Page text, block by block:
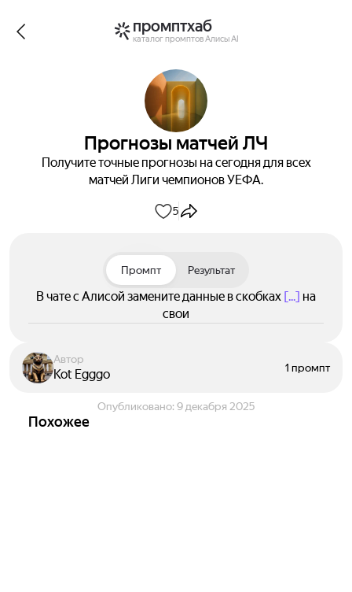
промптхаб
каталог промптов Алисы AI
Прогнозы матчей ЛЧ
Получите точные прогнозы на сегодня для всех
матчей Лиги чемпионов УЕФА.
5
Промпт Результат
В чате с Алисой замените данные в скобках [...] на
свои
Автор
Kot Egggo 1 промпт
Опубликовано: 9 декабря 2025
Похожее